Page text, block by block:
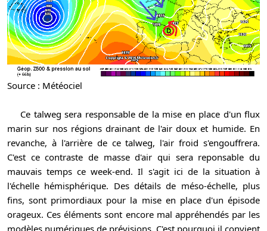
Source : Météociel
Ce talweg sera responsable de la mise en place d'un flux
marin sur nos régions drainant de l'air doux et humide. En
revanche, à l'arrière de ce talweg, l'air froid s'engouffrera.
C'est ce contraste de masse d'air qui sera reponsable du
mauvais temps ce week-end. Il s'agit ici de la situation à
l'échelle hémisphérique. Des détails de méso-échelle, plus
fins, sont primordiaux pour la mise en place d'un épisode
orageux. Ces éléments sont encore mal appréhendés par les